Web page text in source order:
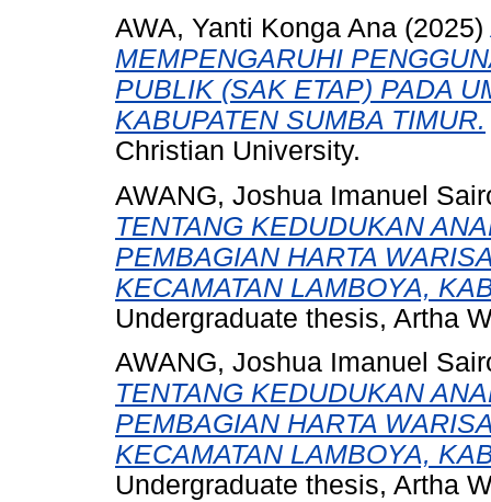
AWA, Yanti Konga Ana (2025)
MEMPENGARUHI
PUBLIK (SAK ETAP) PADA
KABUPATEN SUMBA TIMUR.
Christian University.
AWANG, Joshua Imanuel
TENTANG KEDUDUKAN
PEMBAGIAN HARTA
KECAMATAN LAMBOYA,
Undergraduate thesis, Artha
AWANG, Joshua Imanuel
TENTANG KEDUDUKAN
PEMBAGIAN HARTA
KECAMATAN LAMBOYA,
Undergraduate thesis, Artha